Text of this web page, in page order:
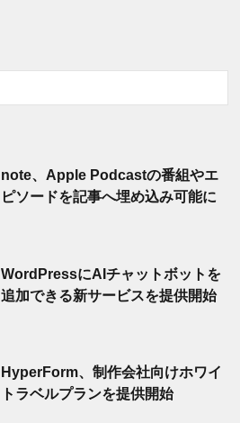
note、Apple Podcastの番組やエ
ピソードを記事へ埋め込み可能に
WordPressにAIチャットボットを
追加できる新サービスを提供開始
HyperForm、制作会社向けホワイ
トラベルプランを提供開始